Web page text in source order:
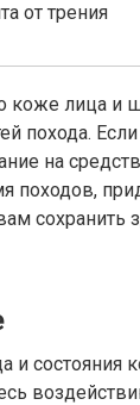
от трения
коже лица и
похода.
на
походов,
и состояния